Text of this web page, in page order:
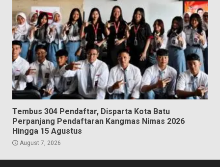
Tembus 304 Pendaftar, Disparta Kota Batu
Perpanjang Pendaftaran Kangmas Nimas 2026
Hingga 15 Agustus
August 7, 2026